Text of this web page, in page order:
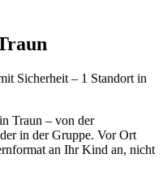
Sicherheit – 1 Standort in
Traun – von der
in der Gruppe. Vor Ort
an Ihr Kind an, nicht